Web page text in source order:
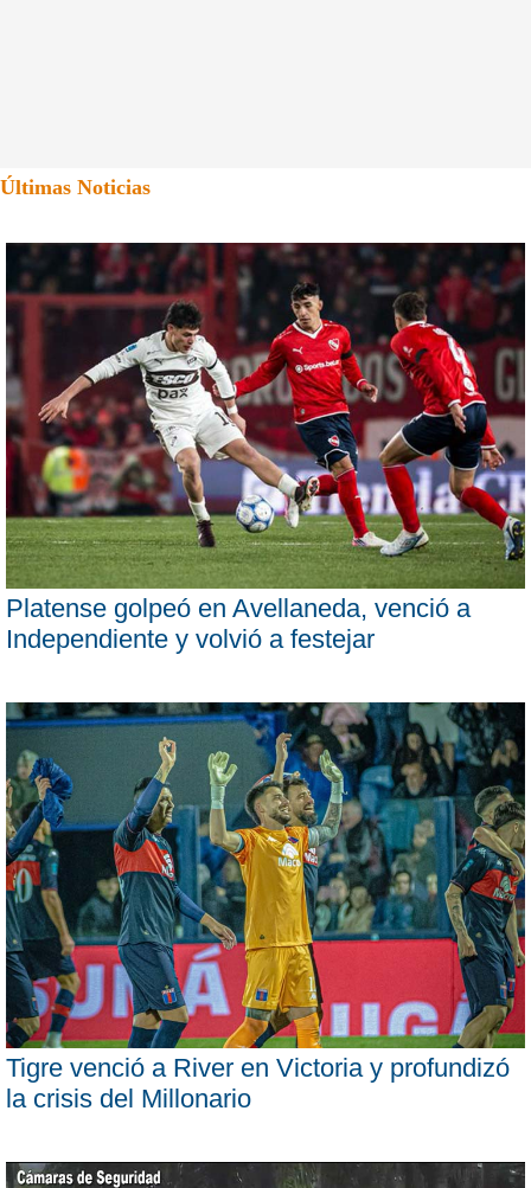
Últimas Noticias
Platense golpeó en Avellaneda, venció a
Independiente y volvió a festejar
Tigre venció a River en Victoria y profundizó
la crisis del Millonario